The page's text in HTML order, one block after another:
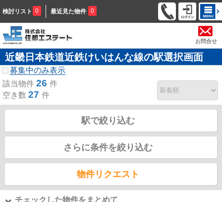
検討リスト 0 最近見た物件 0
お問合せ
近畿日本鉄道近鉄けいはんな線の駅選択画面
募集中のみ表示
該当物件 26 件
空き数 27 件
駅で絞り込む
さらに条件を絞り込む
物件リクエスト
チェックした物件をまとめて